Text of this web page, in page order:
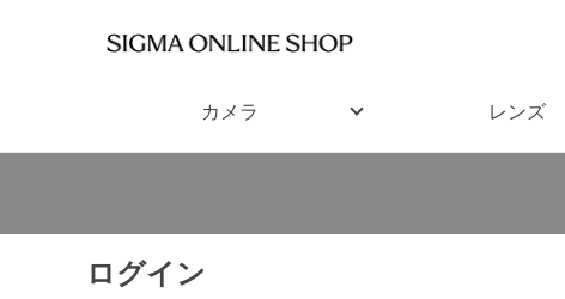
カメラ レンズ
ログイン